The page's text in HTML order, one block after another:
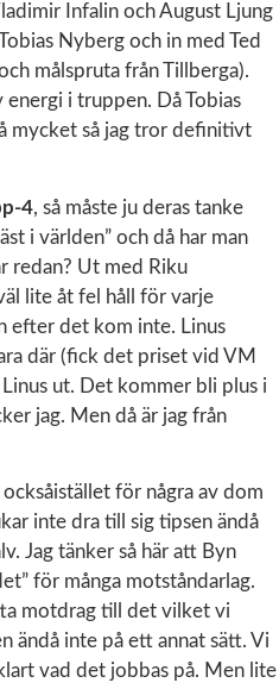
Infalin och August Ljung
Nyberg och in med Ted
målspruta från Tillberga).
i truppen. Då Tobias
mycket så jag tror definitivt
4, så måste ju deras tanke
i världen” och då har man
redan? Ut med Riku
lite åt fel håll för varje
efter det kom inte. Linus
där (fick det priset vid VM
ut. Det kommer bli plus i
jag. Men då är jag från
ocksåistället för några av dom
inte dra till sig tipsen ändå
Jag tänker så här att Byn
för många motståndarlag.
motdrag till det vilket vi
ändå inte på ett annat sätt. Vi
vad det jobbas på. Men lite